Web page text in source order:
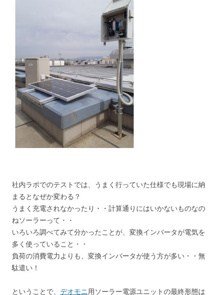
社内ラボでのテストでは、うまく行っていた仕様でも現場に納
まるとなぜか変わる？
うまく充電されなかったり・・計算通りにはいかないものなの
ねソーラーって・・
いろいろ調べてみて分かったことが、変換インバータが電気を
多く使っていること・・
負荷の消費電力よりも、変換インバータが使う方が多い・・無
駄遣い！
ということで、 デオモニ用ソーラー電源ユニットの最終形態は